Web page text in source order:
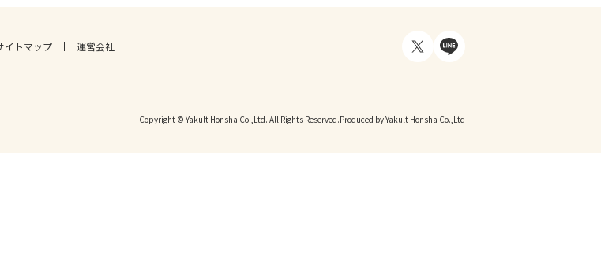
イトマップ 運営会社
Copyright © Yakult Honsha Co.,Ltd. All Rights Reserved.Produced by Yakult Honsha Co.,Ltd